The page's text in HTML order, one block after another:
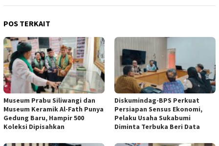
POS TERKAIT
Museum Prabu Siliwangi dan
Museum Keramik Al-Fath Punya
Gedung Baru, Hampir 500
Koleksi Dipisahkan
Diskumindag-BPS Perkuat
Persiapan Sensus Ekonomi,
Pelaku Usaha Sukabumi
Diminta Terbuka Beri Data